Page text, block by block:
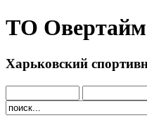
ТО Овертайм
Харьковский